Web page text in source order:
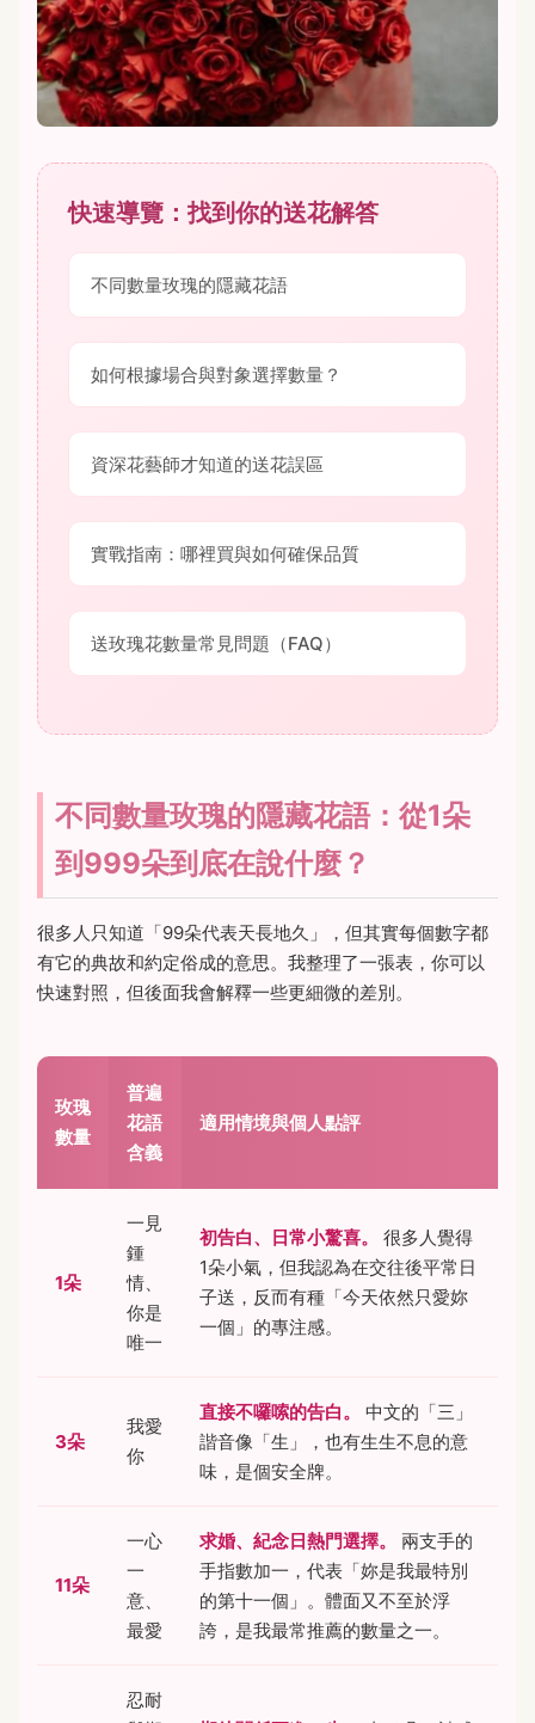
快速導覽：找到你的送花解答
不同數量玫瑰的隱藏花語
如何根據場合與對象選擇數量？
資深花藝師才知道的送花誤區
實戰指南：哪裡買與如何確保品質
送玫瑰花數量常見問題（FAQ）
不同數量玫瑰的隱藏花語：從1朵
到999朵到底在說什麼？
很多人只知道「99朵代表天長地久」，但其實每個數字都
有它的典故和約定俗成的意思。我整理了一張表，你可以
快速對照，但後面我會解釋一些更細微的差別。
玫瑰
數量
普遍
花語
含義
適用情境與個人點評
1朵
一見
鍾
情、
你是
唯一
初告白、日常小驚喜。
很多人覺得
1朵小氣，但我認為在交往後平常日
子送，反而有種「今天依然只愛妳
一個」的專注感。
3朵
我愛
你
直接不囉嗦的告白。
中文的「三」
諧音像「生」，也有生生不息的意
味，是個安全牌。
11朵
一心
一
意、
最愛
求婚、紀念日熱門選擇。
兩支手的
手指數加一，代表「妳是我最特別
的第十一個」。體面又不至於浮
誇，是我最常推薦的數量之一。
忍耐